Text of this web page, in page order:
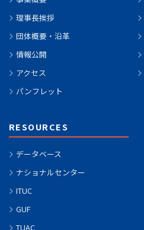
理事長挨拶
団体概要・沿革
情報公開
アクセス
パンフレット
RESOURCES
データベース
ナショナルセンター
ITUC
GUF
TUAC